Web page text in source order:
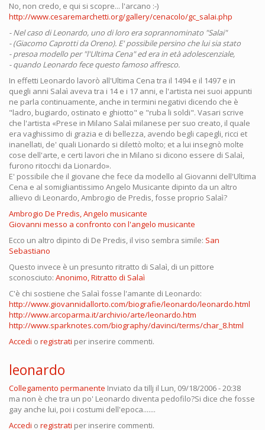
No, non credo, e qui si scopre... l'arcano :-)
http://www.cesaremarchetti.org/gallery/cenacolo/gc_salai.php
- Nel caso di Leonardo, uno di loro era soprannominato "Salai"
- (Giacomo Caprotti da Oreno). E' possibile persino che lui sia stato
- presoa modello per "l'Ultima Cena" ed era in età adolescenziale,
- quando Leonardo fece questo famoso affresco.
In effetti Leonardo lavorò all'Ultima Cena tra il 1494 e il 1497 e in
quegli anni Salaì aveva tra i 14 e i 17 anni, e l'artista nei suoi appunti
ne parla continuamente, anche in termini negativi dicendo che è
"ladro, bugiardo, ostinato e ghiotto" e "ruba li soldi". Vasari scrive
che l'artista «Prese in Milano Salaì milanese per suo creato, il quale
era vaghissimo di grazia e di bellezza, avendo begli capegli, ricci et
inanellati, de' quali Lionardo si dilettò molto; et a lui insegnò molte
cose dell'arte, e certi lavori che in Milano si dicono essere di Salaì,
furono ritocchi da Lionardo».
E' possibile che il giovane che fece da modello al Giovanni dell'Ultima
Cena e al somigliantissimo Angelo Musicante dipinto da un altro
allievo di Leonardo, Ambrogio de Predis, fosse proprio Salaì?
Ambrogio De Predis, Angelo musicante
Giovanni messo a confronto con l'angelo musicante
Ecco un altro dipinto di De Predis, il viso sembra simile: San
Sebastiano
Questo invece è un presunto ritratto di Salaì, di un pittore
sconosciuto: Anonimo, Ritratto di Salaì
C'è chi sostiene che Salaì fosse l'amante di Leonardo:
http://www.giovannidallorto.com/biografie/leonardo/leonardo.html
http://www.arcoparma.it/archivio/arte/leonardo.htm
http://www.sparknotes.com/biography/davinci/terms/char_8.html
Accedi o registrati per inserire commenti.
leonardo
Collegamento permanente Inviato da tillj il Lun, 09/18/2006 - 20:38
ma non è che tra un po' Leonardo diventa pedofilo?Si dice che fosse
gay anche lui, poi i costumi dell'epoca.......
Accedi o registrati per inserire commenti.